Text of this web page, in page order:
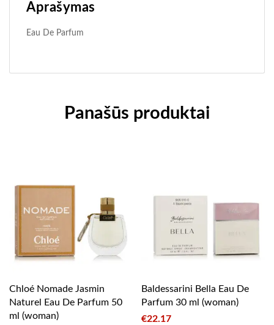
Aprašymas
Eau De Parfum
Panašūs produktai
Chloé Nomade Jasmin
Naturel Eau De Parfum 50
ml (woman)
Baldessarini Bella Eau De
Parfum 30 ml (woman)
€22.17